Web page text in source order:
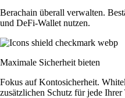
Berachain überall verwalten.
und DeFi-Wallet nutzen.
Maximale Sicherheit bieten
Fokus auf Kontosicherheit.
zusätzlichen Schutz für jede Ihrer